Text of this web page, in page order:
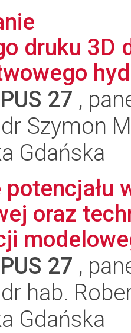
druku 3D
27 ,
Szymon
Gdańska
potencjału
oraz
27 ,
hab.
Gdańska